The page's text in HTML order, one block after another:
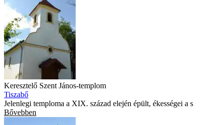
Keresztelő Szent János-templom
Tiszabő
Jelenlegi temploma a XIX. század elején épült, ékességei a s
Bővebben